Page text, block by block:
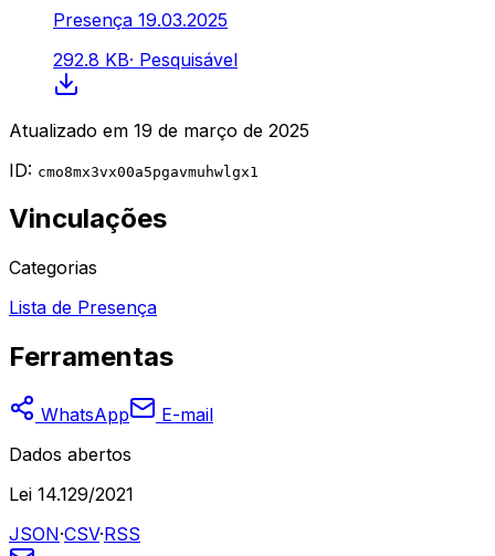
Presença 19.03.2025
292.8 KB· Pesquisável
Atualizado em 19 de março de 2025
ID: cmo8mx3vx00a5pgavmuhwlgx1
Vinculações
Categorias
Lista de Presença
Ferramentas
WhatsApp
E-mail
Dados abertos
Lei 14.129/2021
JSON·CSV·RSS